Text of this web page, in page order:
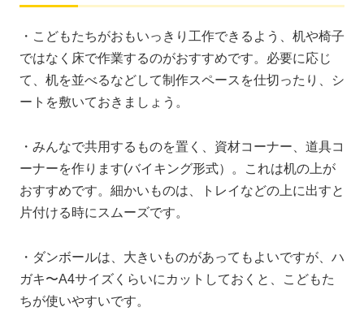
・こどもたちがおもいっきり工作できるよう、机や椅子
ではなく床で作業するのがおすすめです。必要に応じ
て、机を並べるなどして制作スペースを仕切ったり、シ
ートを敷いておきましょう。
・みんなで共用するものを置く、資材コーナー、道具コ
ーナーを作ります(バイキング形式）。これは机の上が
おすすめです。細かいものは、トレイなどの上に出すと
片付ける時にスムーズです。
・ダンボールは、大きいものがあってもよいですが、ハ
ガキ〜A4サイズくらいにカットしておくと、こどもた
ちが使いやすいです。